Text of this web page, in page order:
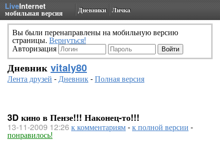
LiveInternet
мобильная версия Дневники Личка
Вы были перенаправлены на мобильную версию
страницы. Вернуться!
Авторизация
Дневник vitaly80
Лента друзей -Дневник-Полная версия
3D кино в Пензе!!! Наконец-то!!!
13-11-2009 12:26 к комментариям-к полной версии -
понравилось!